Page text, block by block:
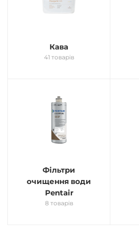
Кава
41 товарів
Фільтри
очищення води
Pentair
8 товарів